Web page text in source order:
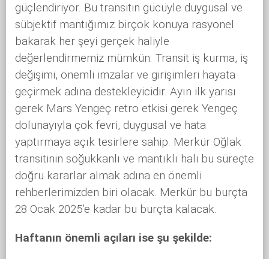
güçlendiriyor. Bu transitin gücüyle duygusal ve
sübjektif mantığımız birçok konuya rasyonel
bakarak her şeyi gerçek haliyle
değerlendirmemiz mümkün. Transit iş kurma, iş
değişimi, önemli imzalar ve girişimleri hayata
geçirmek adına destekleyicidir. Ayın ilk yarısı
gerek Mars Yengeç retro etkisi gerek Yengeç
dolunayıyla çok fevri, duygusal ve hata
yaptırmaya açık tesirlere sahip. Merkür Oğlak
transitinin soğukkanlı ve mantıklı hali bu süreçte
doğru kararlar almak adına en önemli
rehberlerimizden biri olacak. Merkür bu burçta
28 Ocak 2025’e kadar bu burçta kalacak.
Haftanın önemli açıları ise şu şekilde: